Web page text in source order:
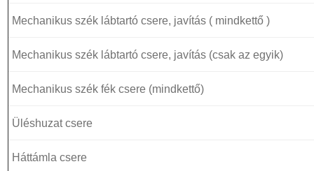
Mechanikus szék lábtartó csere, javítás ( mindkettő )
Mechanikus szék lábtartó csere, javítás (csak az egyik)
Mechanikus szék fék csere (mindkettő)
Üléshuzat csere
Háttámla csere